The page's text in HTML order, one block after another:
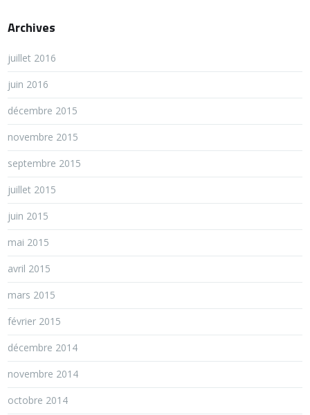
Archives
juillet 2016
juin 2016
décembre 2015
novembre 2015
septembre 2015
juillet 2015
juin 2015
mai 2015
avril 2015
mars 2015
février 2015
décembre 2014
novembre 2014
octobre 2014